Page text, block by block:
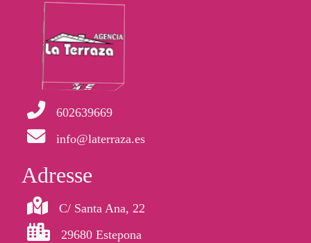
602639669
info@laterraza.es
Adresse
C/ Santa Ana, 22
29680 Estepona